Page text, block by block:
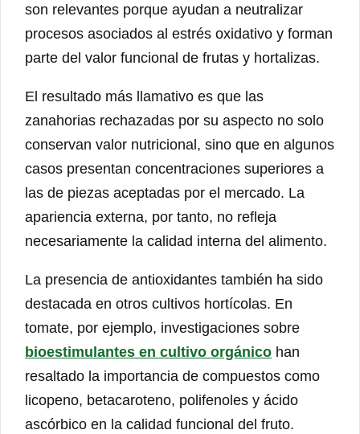
son relevantes porque ayudan a neutralizar
procesos asociados al estrés oxidativo y forman
parte del valor funcional de frutas y hortalizas.
El resultado más llamativo es que las
zanahorias rechazadas por su aspecto no solo
conservan valor nutricional, sino que en algunos
casos presentan concentraciones superiores a
las de piezas aceptadas por el mercado. La
apariencia externa, por tanto, no refleja
necesariamente la calidad interna del alimento.
La presencia de antioxidantes también ha sido
destacada en otros cultivos hortícolas. En
tomate, por ejemplo, investigaciones sobre
bioestimulantes en cultivo orgánico han
resaltado la importancia de compuestos como
licopeno, betacaroteno, polifenoles y ácido
ascórbico en la calidad funcional del fruto.